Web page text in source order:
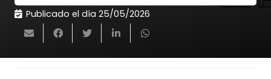
Publicado el día 25/05/2026